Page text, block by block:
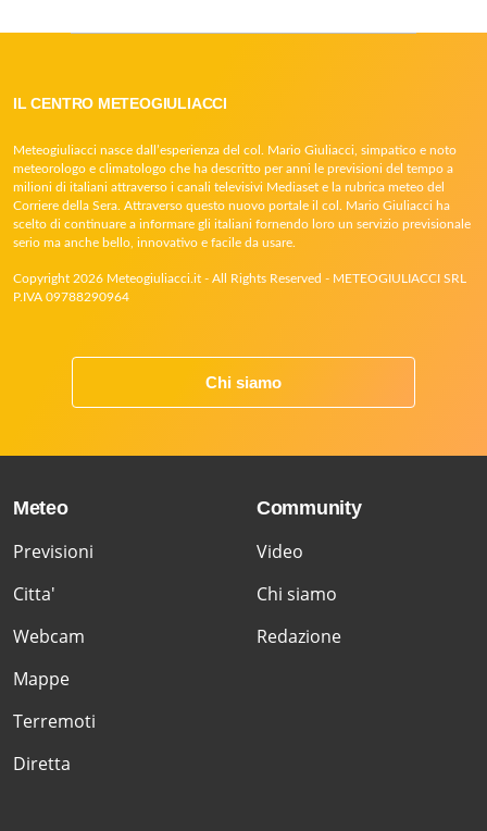
IL CENTRO METEOGIULIACCI
Meteogiuliacci nasce dall’esperienza del col. Mario Giuliacci, simpatico e noto
meteorologo e climatologo che ha descritto per anni le previsioni del tempo a
milioni di italiani attraverso i canali televisivi Mediaset e la rubrica meteo del
Corriere della Sera. Attraverso questo nuovo portale il col. Mario Giuliacci ha
scelto di continuare a informare gli italiani fornendo loro un servizio previsionale
serio ma anche bello, innovativo e facile da usare.
Copyright 2026 Meteogiuliacci.it - All Rights Reserved - METEOGIULIACCI SRL
P.IVA 09788290964
Chi siamo
Meteo
Previsioni
Citta'
Webcam
Mappe
Terremoti
Diretta
Community
Video
Chi siamo
Redazione